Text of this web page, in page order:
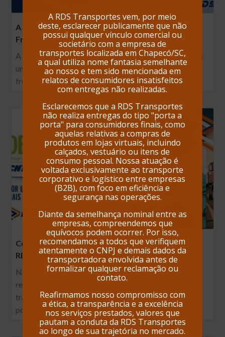
A Importância do Checklist na Gestão de
Frotas
A utilização de checklists veiculares digitais possibilita
um acompanhamento detalhado de cada veículo da
frota, permitindo: ✅ Inspeções veiculares digitais…
Compromisso com o Futuro: A Adesão da
RDS Transportes ao Programa Despoluir
Na RDS Transportes, entendemos que a
responsabilidade ambiental vai além de palavras —
trata-se de ações concretas que impactam
positivamente…
A RDS Transportes vem, por meio
deste, esclarecer publicamente que não
possui qualquer vínculo comercial ou
societário com a empresa de
transportes localizada em Chapecó/SC,
a qual utiliza nome fantasia semelhante
ao nosso e tem sido mencionada em
relatos de consumidores insatisfeitos
com entregas não realizadas.
Esclarecemos que a RDS Transportes
não realiza entregas do tipo "porta a
porta" para consumidores finais, como
aquelas relativas a compras de
produtos em lojas virtuais, incluindo
calçados, vestuário ou itens de
consumo pessoal. Nossa atuação é
voltada exclusivamente ao transporte
corporativo e logístico entre empresas
(B2B), com foco em eficiência e
segurança nas operações.
Diante da semelhança nominal entre as
empresas, compreendemos que
equívocos podem ocorrer. Por isso,
recomendamos a todos que verifiquem
atentamente o CNPJ e demais dados da
transportadora envolvida antes de
formalizar qualquer reclamação ou
contato.
Reafirmamos nosso compromisso com
a ética, a transparência e a excelência
nos serviços prestados, valores que
pautam a conduta da RDS Transportes
ao longo de sua trajetória no mercado.